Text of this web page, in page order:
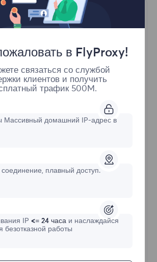
резидентные
Стартовая форма
использование трафика
в FlyProxy!
связаться со службой
клиентов и получить
трафик 500M.
Массивный домашний IP-адрес в
плавный доступ.
IP <= 24 часа и наслаждайся
безотказной работы